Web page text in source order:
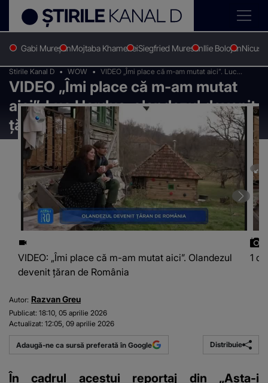
Gabi MureșanMojtaba KhameneiSiegfried MuresanIlie Bolojan
Stirile Kanal D WOW
VIDEO „Îmi place că m-am mutat aici”. Luc
Hardus, olandezul devenit țăran de România
VIDEO „Îmi place că m-am mutat
aici”. Luc Hardus, olandezul devenit
țăran de România
VIDEO: „Îmi place că m-am mutat aici”. Olandezul
devenit țăran de România
1
Autor: Razvan Greu
Publicat: 18:10, 05 aprilie 2026
Actualizat: 12:05, 09 aprilie 2026
Adaugă-ne ca sursă preferată în Google Distribuie
În cadrul acestui reportaj din „Asta-i